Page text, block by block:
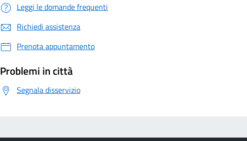
Leggi le domande frequenti
Richiedi assistenza
Prenota appuntamento
Problemi in città
Segnala disservizio